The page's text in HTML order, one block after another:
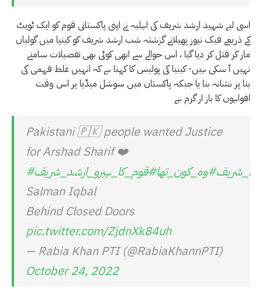
اسی لیے شہید ارشد شریف کی اہلیہ نے اپنی پاکستانی قوم کو ایک ٹویٹ
کے ذریعے فیک نیوز پھیلانے گزشتہ شب ارشد شریف کو کینیا میں گولیاں
مار کر قتل کر دیا گیا ، اس حوالے سے ابھی کوئی بھی تفصیلات سامنے
نہیں آ سکی ہیں- کینیا کی پولیس کا کہنا ہے کہ انہیں غلط فہمی کی
بنا پر نشانہ بنا یا جبکہ پاکستان میں سوشل میڈیا پر اس وقت
افواہوں کا باز ار گرم ہے
Pakistani 🇵🇰 people wanted Justice
for Arshad Sharif ❤️
#وہ_کون_تھا#قوم_کا_ہیرو_ارشد_شریف
Salman Iqbal
Behind Closed Doors
pic.twitter.com/ZjdnXk84uh
— Rabia Khan PTI (@RabiaKhannPTI)
October 24, 2022